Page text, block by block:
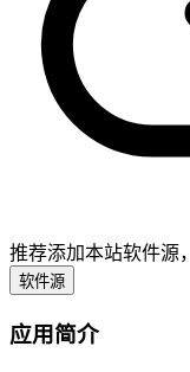
推荐添加本站软件源
软件源
应用简介